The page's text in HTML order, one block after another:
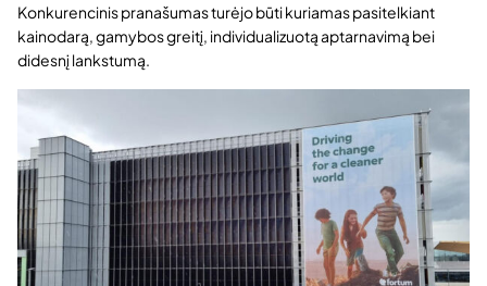
Konkurencinis pranašumas turėjo būti kuriamas pasitelkiant
kainodarą, gamybos greitį, individualizuotą aptarnavimą bei
didesnį lankstumą.